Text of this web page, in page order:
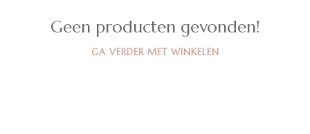
Geen producten gevonden!
GA VERDER MET WINKELEN